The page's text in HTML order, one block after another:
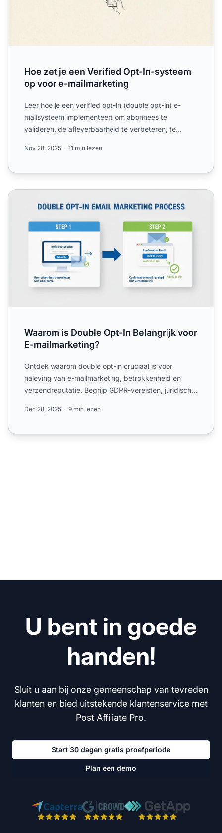
Hoe zet je een Verified Opt-In-systeem
op voor e-mailmarketing
Leer hoe je een verified opt-in (double opt-in) e-
mailsysteem implementeert om abonnees te
valideren, de afleverbaarheid te verbeteren, te
Nov 28, 2025 11 min lezen
Waarom is Double Opt-In Belangrijk voor E-
Waarom is Double Opt-In Belangrijk voor
E-mailmarketing?
Ontdek waarom double opt-in cruciaal is voor
naleving van e-mailmarketing, betrokkenheid en
verzendreputatie. Begrijp GDPR-vereisten, juridische
Dec 28, 2025 9 min lezen
U bent in goede
handen!
Sluit u aan bij onze gemeenschap van tevreden
klanten en bied uitstekende klantenservice met
Post Affiliate Pro.
Start 30 dagen gratis proefperiode
Plan een demo